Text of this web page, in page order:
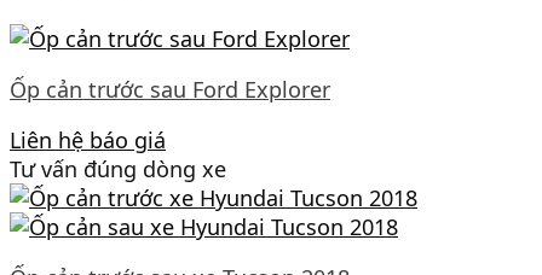
Ốp cản trước sau Ford Explorer
Liên hệ báo giá
Tư vấn đúng dòng xe